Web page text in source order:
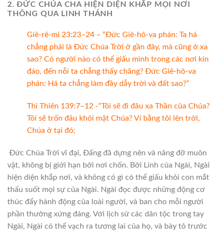
2. ĐỨC CHÚA CHA HIỆN DIỆN KHẮP MỌI NƠI
THÔNG QUA LINH THÁNH
Giê-rê-mi 23:23–24 – “Đức Giê-hô-va phán: Ta há
chẳng phải là Đức Chúa Trời ở gần đây, mà cũng ở xa
sao? Có người nào có thể giấu mình trong các nơi kín
đáo, đến nỗi ta chẳng thấy chăng? Đức Giê-hô-va
phán: Há ta chẳng làm đầy dẫy trời và đất sao?”
Thi Thiên 139:7–12 -“Tôi sẽ đi đâu xa Thần của Chúa?
Tôi sẽ trốn đâu khỏi mặt Chúa? Ví bằng tôi lên trời,
Chúa ở tại đó;
Đức Chúa Trời vĩ đại, Đấng đã dựng nên và nâng đỡ muôn
vật, không bị giới hạn bởi nơi chốn. Bởi Linh của Ngài, Ngài
hiện diện khắp nơi, và không có gì có thể giấu khỏi con mắt
thấu suốt mọi sự của Ngài. Ngài đọc được những động cơ
thúc đẩy hành động của loài người, và ban cho mỗi người
phần thưởng xứng đáng. Với lịch sử các dân tộc trong tay
Ngài, Ngài có thể vạch ra tương lai của họ, và bày tỏ trước